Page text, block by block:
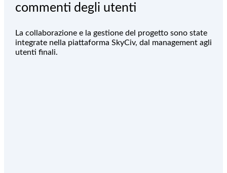
commenti degli utenti
La collaborazione e la gestione del progetto sono state
integrate nella piattaforma SkyCiv, dal management agli
utenti finali.